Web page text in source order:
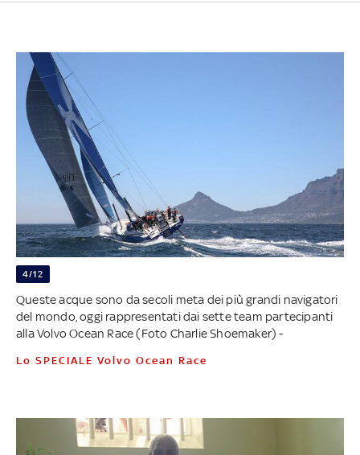
4/12
Queste acque sono da secoli meta dei più grandi navigatori
del mondo, oggi rappresentati dai sette team partecipanti
alla Volvo Ocean Race (Foto Charlie Shoemaker) -
Lo SPECIALE Volvo Ocean Race